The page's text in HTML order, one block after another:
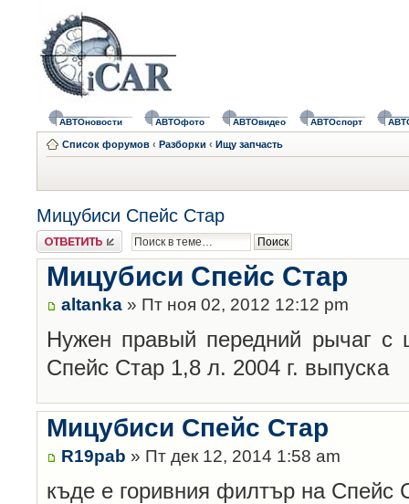
АВТОновости АВТОфото АВТОвидео АВТОспорт
Список форумов ‹ Разборки ‹ Ищу запчасть
Мицубиси Спейс Стар
Ответить
Мицубиси Спейс Стар
altanka » Пт ноя 02, 2012 12:12 pm
Нужен правый передний рычаг
Спейс Стар 1,8 л. 2004 г. выпуска
Мицубиси Спейс Стар
R19pab » Пт дек 12, 2014 1:58 am
къде е горивния филтър на Спейс